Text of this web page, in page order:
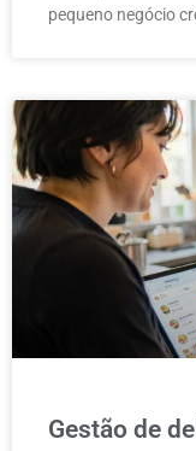
pequeno negócio
Gestão de